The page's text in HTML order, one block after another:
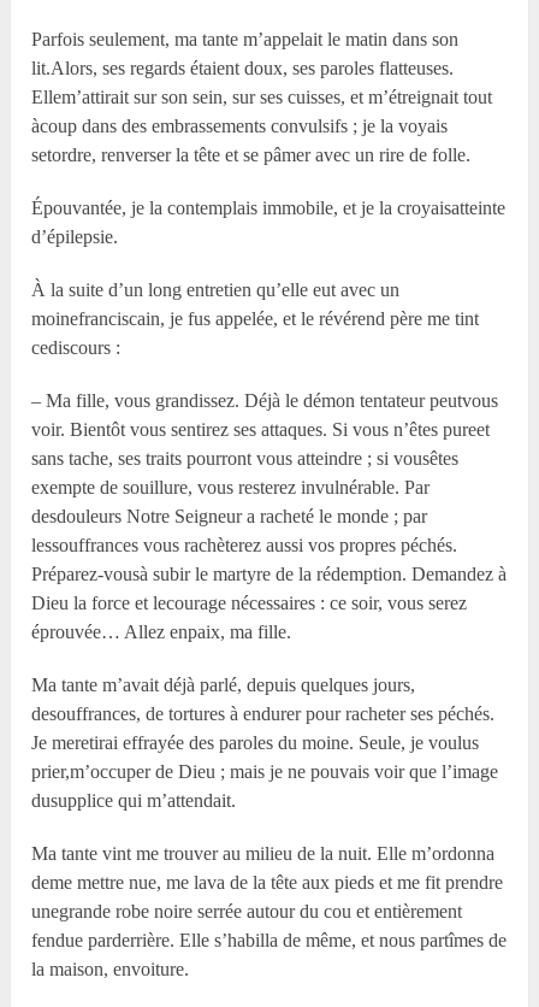
Parfois seulement, ma tante m’appelait le matin dans son
lit.Alors, ses regards étaient doux, ses paroles flatteuses.
Ellem’attirait sur son sein, sur ses cuisses, et m’étreignait tout
àcoup dans des embrassements convulsifs ; je la voyais
setordre, renverser la tête et se pâmer avec un rire de folle.
Épouvantée, je la contemplais immobile, et je la croyaisatteinte
d’épilepsie.
À la suite d’un long entretien qu’elle eut avec un
moinefranciscain, je fus appelée, et le révérend père me tint
cediscours :
– Ma fille, vous grandissez. Déjà le démon tentateur peutvous
voir. Bientôt vous sentirez ses attaques. Si vous n’êtes pureet
sans tache, ses traits pourront vous atteindre ; si vousêtes
exempte de souillure, vous resterez invulnérable. Par
desdouleurs Notre Seigneur a racheté le monde ; par
lessouffrances vous rachèterez aussi vos propres péchés.
Préparez-vousà subir le martyre de la rédemption. Demandez à
Dieu la force et lecourage nécessaires : ce soir, vous serez
éprouvée… Allez enpaix, ma fille.
Ma tante m’avait déjà parlé, depuis quelques jours,
desouffrances, de tortures à endurer pour racheter ses péchés.
Je meretirai effrayée des paroles du moine. Seule, je voulus
prier,m’occuper de Dieu ; mais je ne pouvais voir que l’image
dusupplice qui m’attendait.
Ma tante vint me trouver au milieu de la nuit. Elle m’ordonna
deme mettre nue, me lava de la tête aux pieds et me fit prendre
unegrande robe noire serrée autour du cou et entièrement
fendue parderrière. Elle s’habilla de même, et nous partîmes de
la maison, envoiture.